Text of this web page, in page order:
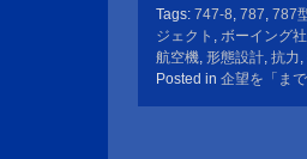
Tags: 747-8, 787, 787
ジェクト , ボーイング社
航空機, 形態設計, 抗力,
Posted in 企望を「ま